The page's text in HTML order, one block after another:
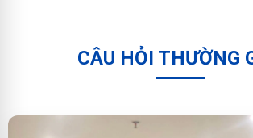
CÂU HỎI THƯỜNG